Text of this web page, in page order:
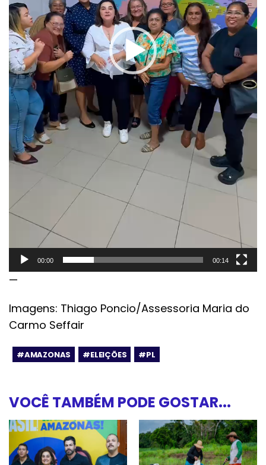
00:00 00:14
—
Imagens: Thiago Poncio/Assessoria Maria do
Carmo Seffair
#AMAZONAS #ELEIÇÕES #PL
VOCÊ TAMBÉM PODE GOSTAR...